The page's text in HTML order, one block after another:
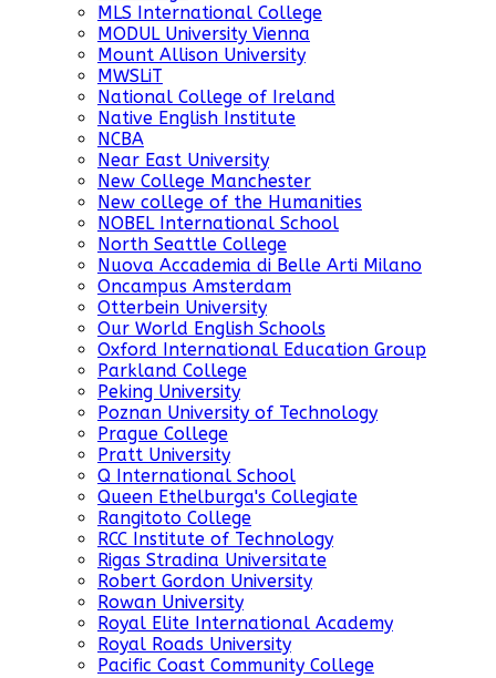
MLS International College
MODUL University Vienna
Mount Allison University
MWSLiT
National College of Ireland
Native English Institute
NCBA
Near East University
New College Manchester
New college of the Humanities
NOBEL International School
North Seattle College
Nuova Accademia di Belle Arti Milano
Oncampus Amsterdam
Otterbein University
Our World English Schools
Oxford International Education Group
Parkland College
Peking University
Poznan University of Technology
Prague College
Pratt University
Q International School
Queen Ethelburga's Collegiate
Rangitoto College
RCC Institute of Technology
Rigas Stradina Universitate
Robert Gordon University
Rowan University
Royal Elite International Academy
Royal Roads University
Pacific Coast Community College